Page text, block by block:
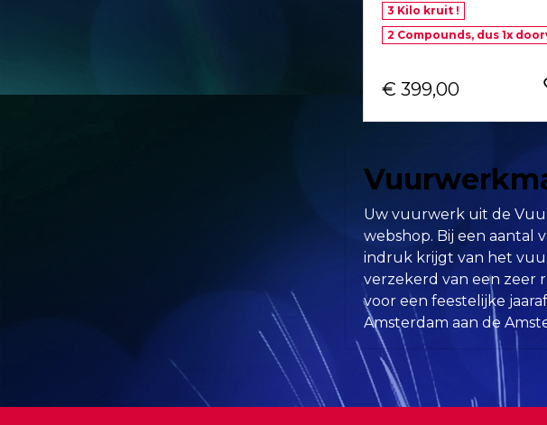
3 Kilo kruit !
2 Compounds, dus 1x
€ 399,00
Uw vuurwerk uit de
webshop. Bij een aantal
indruk krijgt van het
verzekerd van een zeer
voor een feestelijke
Amsterdam aan de